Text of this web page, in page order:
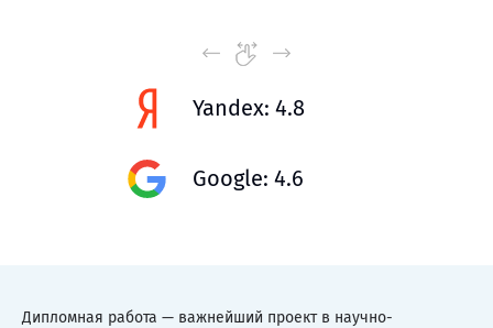
Yandex: 4.8
Google: 4.6
Дипломная работа — важнейший проект в научно-